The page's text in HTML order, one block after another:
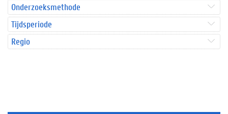
Onderzoeksmethode
Tijdsperiode
Regio